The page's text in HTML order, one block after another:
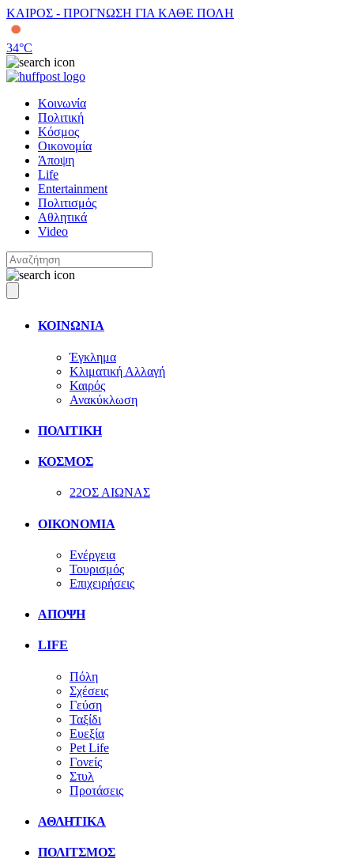
ΚΑΙΡΟΣ - ΠΡΟΓΝΩΣΗ ΓΙΑ ΚΑΘΕ ΠΟΛΗ
34°C
Κοινωνία
Πολιτική
Κόσμος
Οικονομία
Άποψη
Life
Entertainment
Πολιτισμός
Αθλητικά
Video
ΚΟΙΝΩΝΙΑ
Έγκλημα
Κλιματική Αλλαγή
Καιρός
Ανακύκλωση
ΠΟΛΙΤΙΚΗ
ΚΟΣΜΟΣ
22ΟΣ ΑΙΩΝΑΣ
ΟΙΚΟΝΟΜΙΑ
Ενέργεια
Τουρισμός
Επιχειρήσεις
ΑΠΟΨΗ
LIFE
Πόλη
Σχέσεις
Γεύση
Ταξίδι
Ευεξία
Pet Life
Γονείς
Στυλ
Προτάσεις
ΑΘΛΗΤΙΚΑ
ΠΟΛΙΤΣΜΟΣ